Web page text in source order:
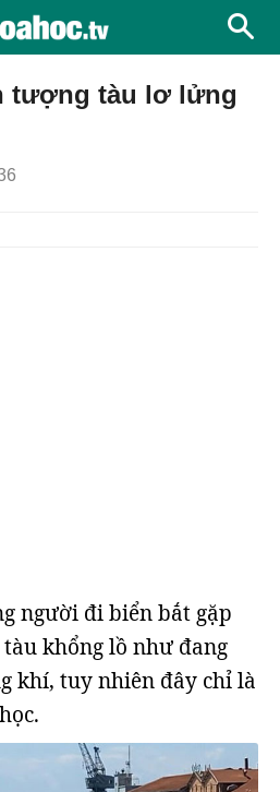
tượng tàu lơ lửng
người đi biển bắt gặp
khổng lồ như đang
khí, tuy nhiên đây chỉ là